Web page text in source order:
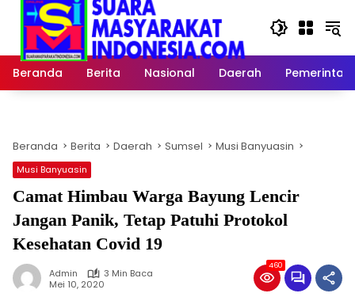
Langsung
konten
Beranda Berita Nasional Daerah Pemerintah
Beranda Berita Daerah Sumsel Musi Banyuasin
Musi Banyuasin
Camat Himbau Warga Bayung Lencir
Jangan Panik, Tetap Patuhi Protokol
Kesehatan Covid 19
Admin
3 Min Baca
Mei 10, 2020
460